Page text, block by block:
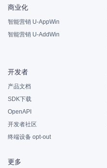
商业化
智能营销 U-AppWin
智能营销 U-AddWin
开发者
产品文档
SDK下载
OpenAPI
开发者社区
终端设备 opt-out
更多